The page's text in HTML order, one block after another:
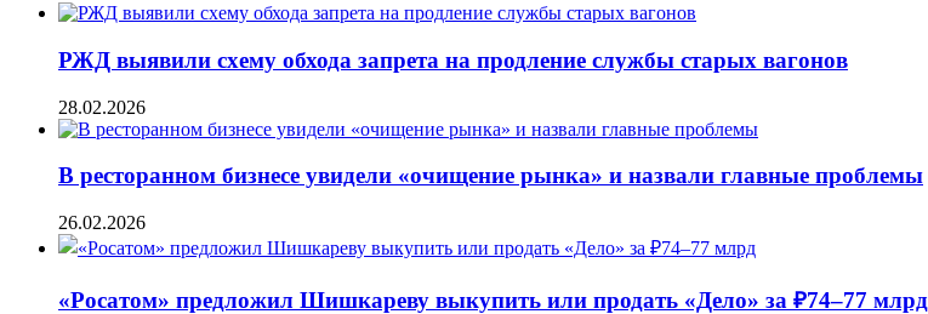
РЖД выявили схему обхода запрета на продление службы старых вагонов
28.02.2026
В ресторанном бизнесе увидели «очищение рынка» и назвали главные проблемы
26.02.2026
«Росатом» предложил Шишкареву выкупить или продать «Дело» за ₽74–77 млрд